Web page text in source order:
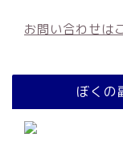
お問い合わせは
ぼくの